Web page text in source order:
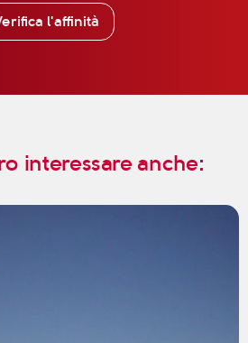
l'affinità
interessare anche: